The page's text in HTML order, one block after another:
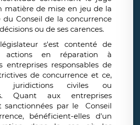
matière de mise en jeu de la
du Conseil de la concurrence
ou de ses carences.
s'est contenté de
actions en réparation à
entreprises responsables de
de concurrence et ce,
juridictions civiles ou
Quant aux entreprises
sanctionnées par le Conseil
bénéficient-elles d'un